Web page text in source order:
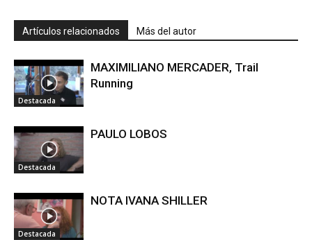
Artículos relacionados Más del autor
Destacada
MAXIMILIANO MERCADER, Trail
Running
Destacada
PAULO LOBOS
Destacada
NOTA IVANA SHILLER